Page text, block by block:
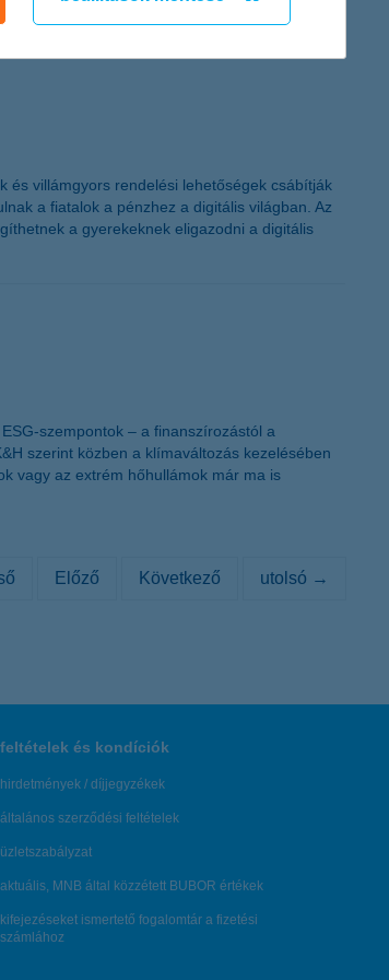
helyzetét.
és villámgyors rendelési lehetőségek csábítják
a fiatalok a pénzhez a digitális világban. Az
a gyerekeknek eligazodni a digitális
szempontok – a finanszírozástól a
szerint közben a klímaváltozás kezelésében
vagy az extrém hőhullámok már ma is
Előző Következő utolsó →
feltételek és kondíciók
hirdetmények / díjjegyzékek
általános szerződési feltételek
üzletszabályzat
aktuális, MNB által közzétett BUBOR értékek
kifejezéseket ismertető fogalomtár a fizetési
számlához